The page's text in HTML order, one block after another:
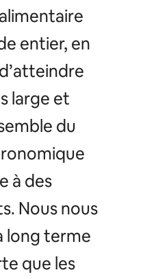
entier, en
large et
du
à des
Nous nous
long terme
que les